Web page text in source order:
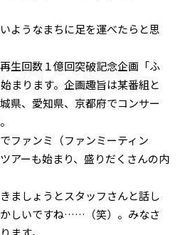
ようなまちに足を運べたらと思
生回数１億回突破記念企画「ふ
まります。企画趣旨は某番組と
県、愛知県、京都府でコンサー
ファンミ（ファンミーティン
アーも始まり、盛りだくさんの内
ましょうとスタッフさんと話し
しいですね……（笑）。みなさ